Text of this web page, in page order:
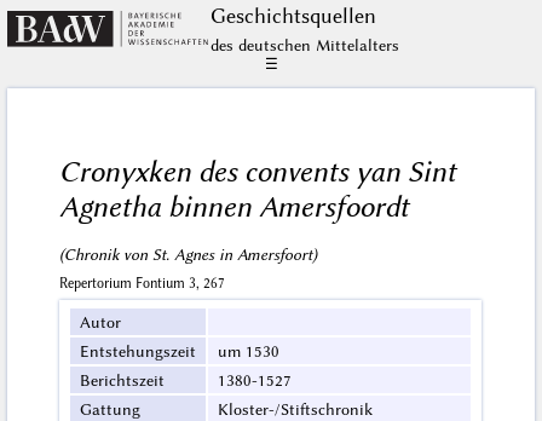
Geschichts­quellen
des deutschen Mittelalters
☰
Cronyxken des convents yan Sint
Agnetha binnen Amersfoordt
(Chronik von St. Agnes in Amersfoort)
Repertorium Fontium 3, 267
Autor
Entstehungszeit
um 1530
Berichtszeit
1380-1527
Gattung
Kloster-/Stiftschronik